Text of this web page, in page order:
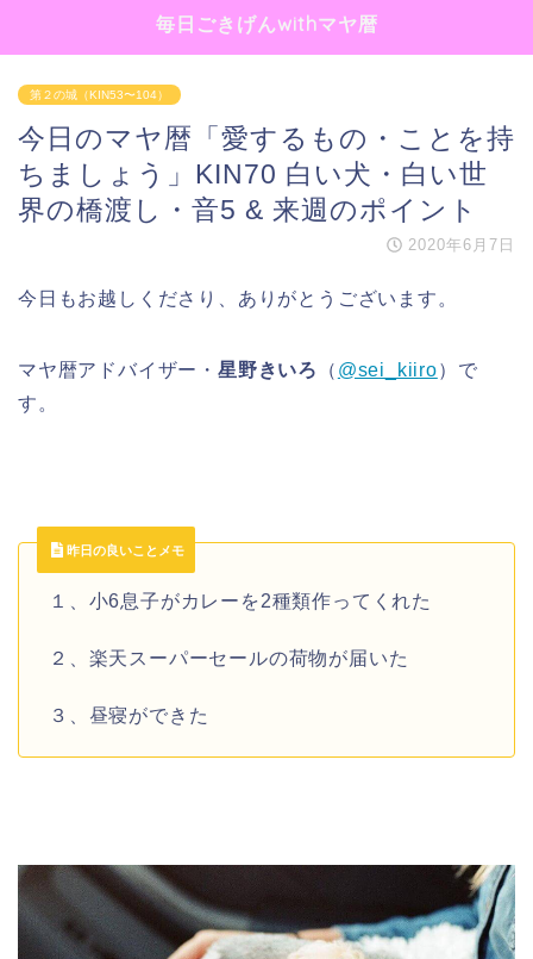
毎日ごきげんwithマヤ暦
第２の城（KIN53〜104）
今日のマヤ暦「愛するもの・ことを持
ちましょう」KIN70 白い犬・白い世
界の橋渡し・音5 & 来週のポイント
2020年6月7日
今日もお越しくださり、ありがとうございます。
マヤ暦アドバイザー・ 星野きいろ （ @sei_kiiro）で
す。
昨日の良いことメモ
１、小6息子がカレーを2種類作ってくれた
２、楽天スーパーセールの荷物が届いた
３、昼寝ができた